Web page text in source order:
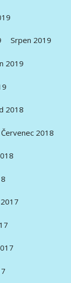
Srpen 2019
2019
2018
Červenec 2018